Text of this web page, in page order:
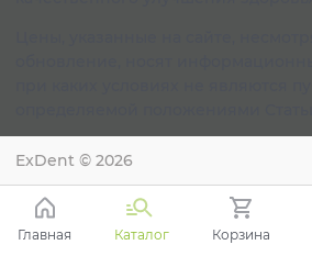
ExDent © 2026
Главная Каталог Корзина